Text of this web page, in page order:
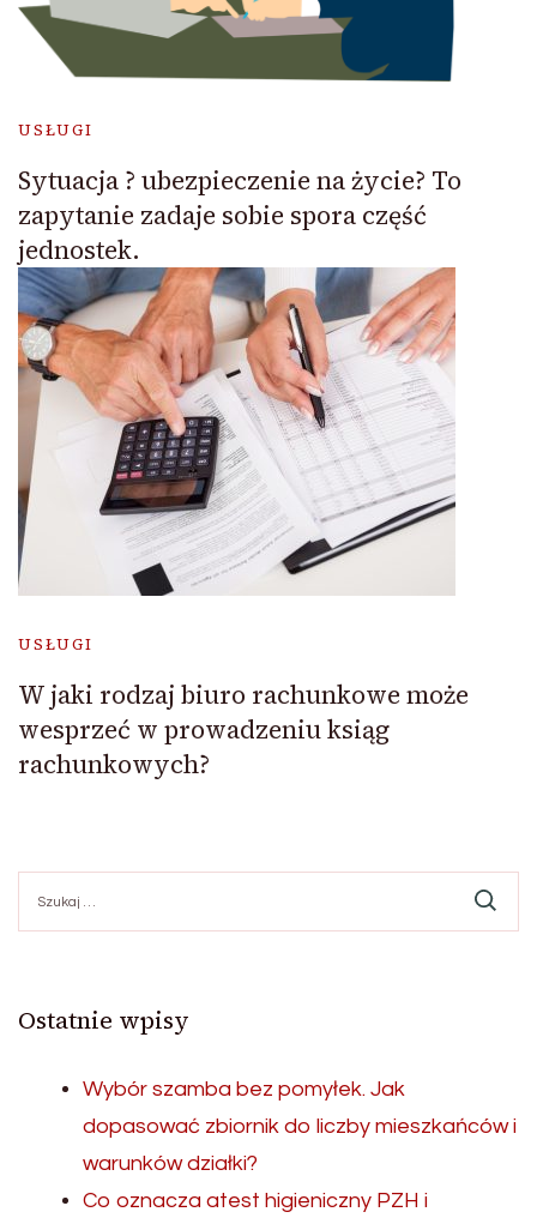
USŁUGI
Sytuacja ? ubezpieczenie na życie? To
zapytanie zadaje sobie spora część
jednostek.
USŁUGI
W jaki rodzaj biuro rachunkowe może
wesprzeć w prowadzeniu ksiąg
rachunkowych?
Ostatnie wpisy
Wybór szamba bez pomyłek. Jak
dopasować zbiornik do liczby mieszkańców i
warunków działki?
Co oznacza atest higieniczny PZH i